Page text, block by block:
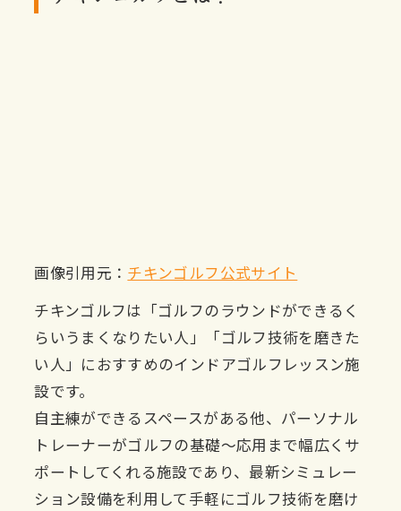
画像引用元： チキンゴルフ公式サイト
チキンゴルフは「ゴルフのラウンドができるく
らいうまくなりたい人」「ゴルフ技術を磨きた
い人」におすすめのインドアゴルフレッスン施
設です。
自主練ができるスペースがある他、パーソナル
トレーナーがゴルフの基礎〜応用まで幅広くサ
ポートしてくれる施設であり、最新シミュレー
ション設備を利用して手軽にゴルフ技術を磨け